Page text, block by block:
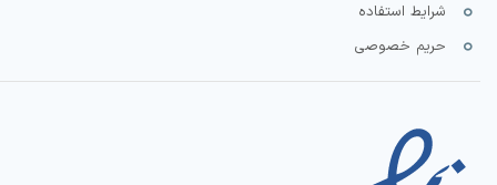
شرایط استفاده
حریم خصوصی